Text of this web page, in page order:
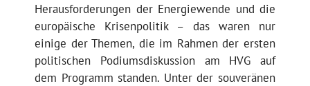
Herausforderungen der Energiewende und die
europäische Krisenpolitik – das waren nur
einige der Themen, die im Rahmen der ersten
politischen Podiumsdiskussion am HVG auf
dem Programm standen. Unter der souveränen